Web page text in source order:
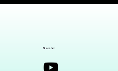
Sozial